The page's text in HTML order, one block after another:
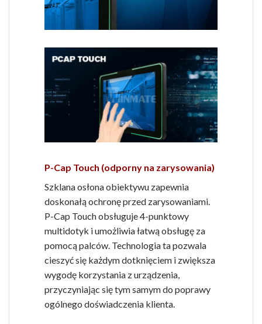
P-Cap Touch (odporny na zarysowania)
Szklana osłona obiektywu zapewnia
doskonałą ochronę przed zarysowaniami.
P-Cap Touch obsługuje 4-punktowy
multidotyk i umożliwia łatwą obsługę za
pomocą palców. Technologia ta pozwala
cieszyć się każdym dotknięciem i zwiększa
wygodę korzystania z urządzenia,
przyczyniając się tym samym do poprawy
ogólnego doświadczenia klienta.